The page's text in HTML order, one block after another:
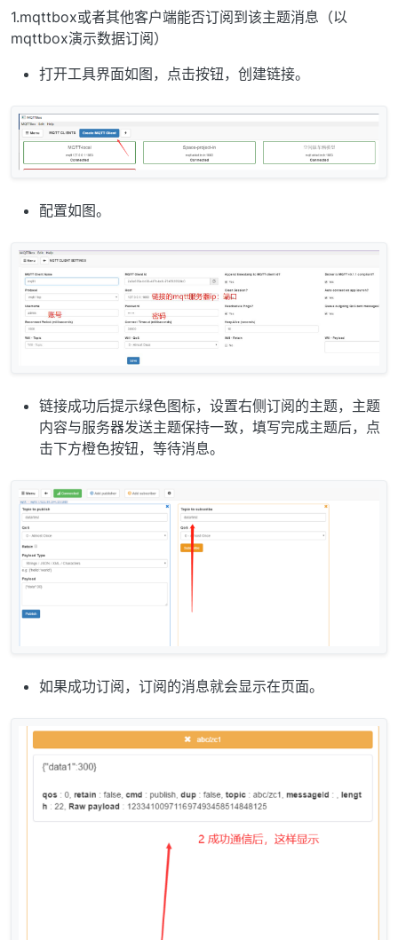
1.mqttbox或者其他客户端能否订阅到该主题消息（以
mqttbox演示数据订阅）
打开工具界面如图，点击按钮，创建链接。
配置如图。
链接成功后提示绿色图标，设置右侧订阅的主题，主题
内容与服务器发送主题保持一致，填写完成主题后，点
击下方橙色按钮，等待消息。
如果成功订阅，订阅的消息就会显示在页面。